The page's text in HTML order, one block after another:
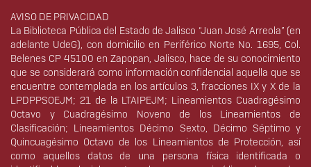
Derechos
AVISO DE PRIVACIDAD
La Biblioteca Pública del Estado de Jalisco “Juan José Arreola” (en
adelante UdeG), con domicilio en Periférico Norte No. 1695, Col.
Belenes CP 45100 en Zapopan, Jalisco, hace de su conocimiento
que se considerará como información confidencial aquella que se
encuentre contemplada en los artículos 3, fracciones IX y X de la
LPDPPSOEJM; 21 de la LTAIPEJM; Lineamientos Cuadragésimo
Octavo y Cuadragésimo Noveno de los Lineamientos de
Clasificación; Lineamientos Décimo Sexto, Décimo Séptimo y
Quincuagésimo Octavo de los Lineamientos de Protección, así
como aquellos datos de una persona física identificada o